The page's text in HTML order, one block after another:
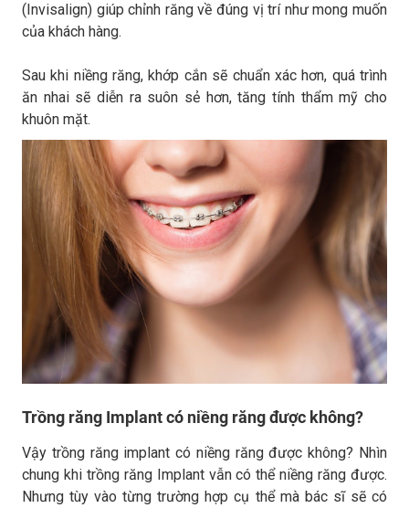
(Invisalign) giúp chỉnh răng về đúng vị trí như mong muốn
của khách hàng.
Sau khi niềng răng, khớp cắn sẽ chuẩn xác hơn, quá trình
ăn nhai sẽ diễn ra suôn sẻ hơn, tăng tính thẩm mỹ cho
khuôn mặt.
Trồng răng Implant có niềng răng được không?
Vậy trồng răng implant có niềng răng được không? Nhìn
chung khi trồng răng Implant vẫn có thể niềng răng được.
Nhưng tùy vào từng trường hợp cụ thể mà bác sĩ sẽ có